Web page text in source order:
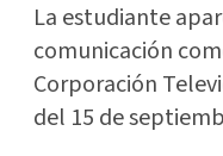
La estudiante
comunicación
Corporación
del 15 de